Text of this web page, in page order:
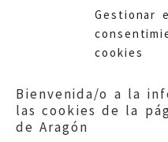
Gestionar
cookies
Bienvenida/o a la
las cookies de la
de Aragón
19 20
25 26
36
37 38